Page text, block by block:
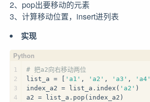
2、pop出要移动的元素
3、计算移动位置，insert进列表
实现
1
2
3
4
# 把a2向右移动两位
list_a = [
'a1' , 'a2' , 'a3' , 'a4'
index_a2 = list_a.index( 'a2' )
a2 = list_a.pop(index_a2)